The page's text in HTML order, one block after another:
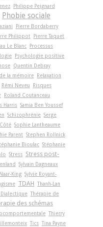
Philippe Peignard
Phobie sociale
Pierre Bordaberry
Philippot Pierre Taquet
Le Blanc Processus
Psychologie positive
Quentin Debray
la mémoire Relaxation
Rémi Neveu
Risques
Roland Coutanceau
Harris Samia Ben Youssef
Schizophrénie Serge
Sophie Lantheaume
Parent Stephen Rollnick
Bioulac Stéphanie
Stress Stress post-
Sylvain Dagneaux
King Sylvie Royant-
TDAH Thanh-Lan
Thérapie de
des schémas
Thierry
Tics Tina Payne